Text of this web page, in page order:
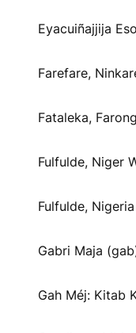
Eyacuiñajjija
Farefare,
Fataleka,
Fulfulde, Niger
Fulfulde,
Gabri Maja
Gah Méj: Kitab